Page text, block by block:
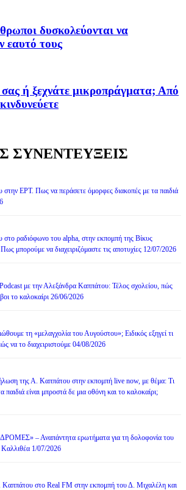
δυσκολεύονται να
εαυτό τους
ή ξεχνάτε μικροπράγματα; Από
ΣΥΝΕΝΤΕΥΞΕΙΣ
ΕΡΤ. Πως να περάσετε όμορφες διακοπές με τα παιδιά
ραδιόφωνο του alpha, στην εκπομπή της Βίκυς
μπορούμε να διαχειριζόμαστε τις αποτυχίες 12/07/2026
με την Αλεξάνδρα Καππάτου: Τέλος σχολείου, πώς
το καλοκαίρι 26/06/2026
τη «μελαγχολία του Αυγούστου»; Ειδικός εξηγεί τι
να το διαχειριστούμε 04/08/2026
της Α. Καππάτου στην εκπομπή live now, με θέμα: Τι
παιδιά είναι μπροστά δε μια οθόνη και το καλοκαίρι;
– Αναπάντητα ερωτήματα για τη δολοφονία του
Καλλιθέα 1/07/2026
στο Real FM στην εκπομπή του Δ. Μιχαλέλη και